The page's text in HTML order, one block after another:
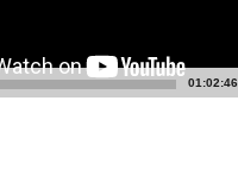
01:02:46